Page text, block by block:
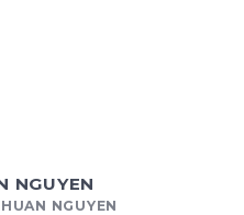
NGUYEN
NGUYEN